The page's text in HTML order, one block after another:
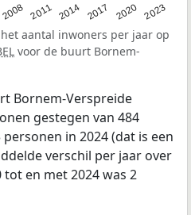
2008 2011 2014 2017 2020 2023
aantal inwoners per jaar op
voor de buurt Bornem-
Bornem-Verspreide
gestegen van 484
in 2024 (dat is een
verschil per jaar over
en met 2024 was 2